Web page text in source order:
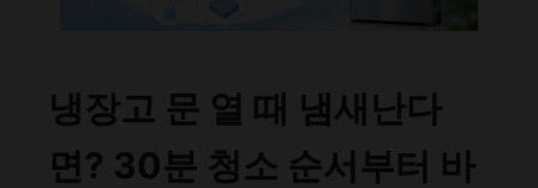
냉장고 문 열 때 냄새난다
면? 30분 청소 순서부터 바